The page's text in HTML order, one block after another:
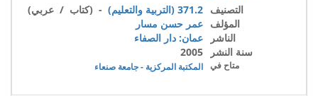
التصنيف 371.2 (التربية والتعليم)
- (كتاب / عربي)
المؤلف عمر حسن مسار
الناشر
عمان: دار الصفاء
سنة النشر
2005
متاح في المكتبة المركزية - جامعة صنعاء